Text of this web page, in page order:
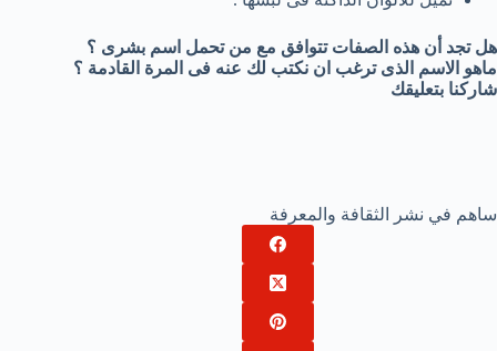
هل تجد أن هذه الصفات تتوافق مع من تحمل اسم بشرى ؟
ماهو الاسم الذى ترغب ان نكتب لك عنه فى المرة القادمة ؟
شاركنا بتعليقك
ساهم في نشر الثقافة والمعرفة